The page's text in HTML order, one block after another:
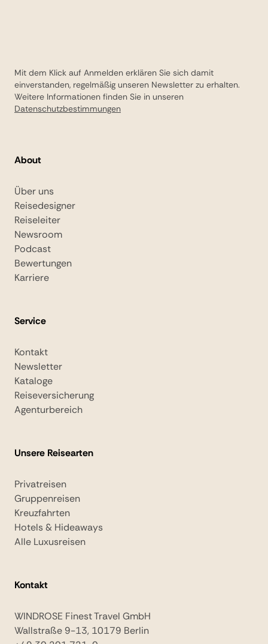
Mit dem Klick auf Anmelden erklären Sie sich damit
einverstanden, regelmäßig unseren Newsletter zu erhalten.
Weitere Informationen finden Sie in unseren
Datenschutzbestimmungen
About
Über uns
Reisedesigner
Reiseleiter
Newsroom
Podcast
Bewertungen
Karriere
Service
Kontakt
Newsletter
Kataloge
Reiseversicherung
Agenturbereich
Unsere Reisearten
Privatreisen
Gruppenreisen
Kreuzfahrten
Hotels & Hideaways
Alle Luxusreisen
Kontakt
WINDROSE Finest Travel GmbH
Wallstraße 9-13, 10179 Berlin